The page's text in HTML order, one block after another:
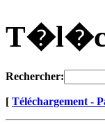
Rechercher:
[ Téléchargement -